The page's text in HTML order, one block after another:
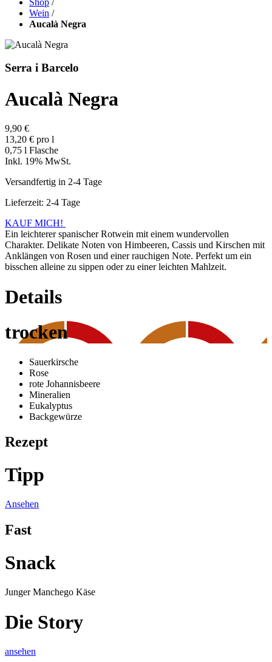
Wein /
Aucalà Negra
Serra i Barcelo
Aucalà Negra
9,90 €
13,20 € pro l
0,75 l Flasche
Inkl. 19% MwSt.
Versandfertig in 2-4 Tage
Lieferzeit: 2-4 Tage
KAUF MICH!
Ein leichterer spanischer Rotwein mit einem wundervollen
Charakter. Delikate Noten von Himbeeren, Cassis und Kirschen mit
Anklängen von Rosen und einer rauchigen Note. Perfekt um ein
bisschen alleine zu sippen oder zu einer leichten Mahlzeit.
Details
trocken
Sauerkirsche
Rose
rote Johannisbeere
Mineralien
Eukalyptus
Backgewürze
Rezept
Tipp
Ansehen
Fast
Snack
Junger Manchego Käse
Die Story
ansehen